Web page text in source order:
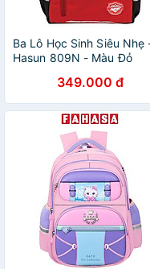
Ba Lô Học Sinh Siêu Nhẹ
Hasun 809N - Màu Đỏ
349.000 đ